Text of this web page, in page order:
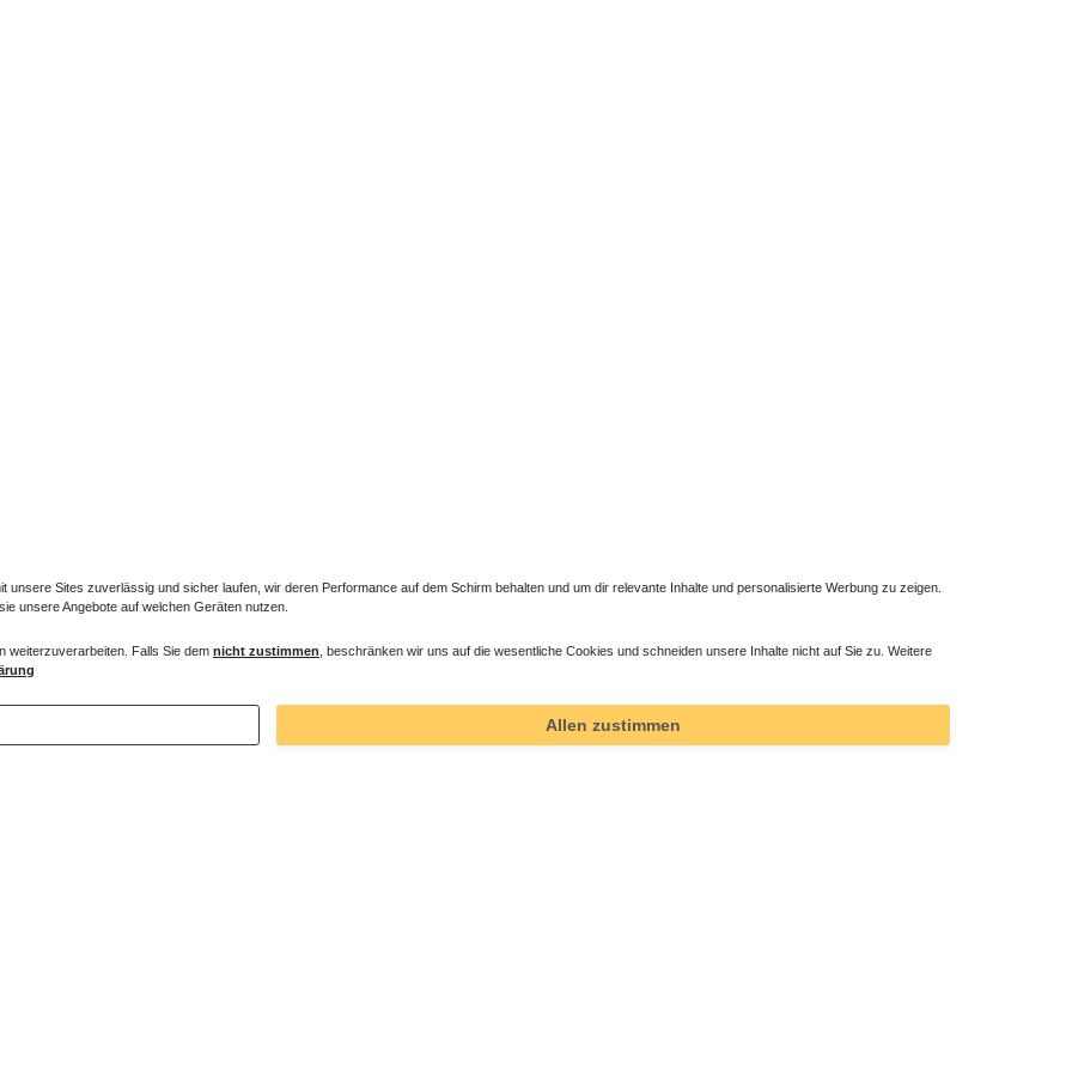
Sites zuverlässig und sicher laufen, wir deren Performance auf dem Schirm behalten und um dir relevante Inhalte und personalisierte Werbung zu zeigen.
unsere Angebote auf welchen Geräten nutzen.
weiterzuverarbeiten. Falls Sie dem nicht zustimmen , beschränken wir uns auf die wesentliche Cookies und schneiden unsere Inhalte nicht auf Sie zu. Weitere
Allen zustimmen